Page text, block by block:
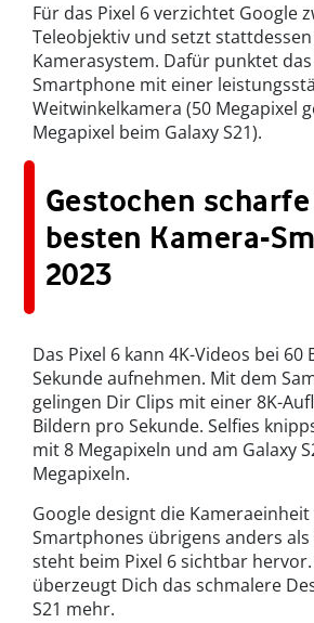
Für das Pixel 6 verzichtet Google
Teleobjektiv und setzt
Kamerasystem. Dafür punktet
Smartphone mit einer
Weitwinkelkamera (50 Megapixel
Megapixel beim Galaxy S21).
Gestochen
besten Kamera-
2023
Das Pixel 6 kann 4K-Videos bei 60
Sekunde aufnehmen. Mit dem
gelingen Dir Clips mit einer 8K-
Bildern pro Sekunde. Selfies
mit 8 Megapixeln und am Galaxy
Megapixeln.
Google designt die Kameraeinheit
Smartphones übrigens anders als
steht beim Pixel 6 sichtbar
überzeugt Dich das schmalere
S21 mehr.